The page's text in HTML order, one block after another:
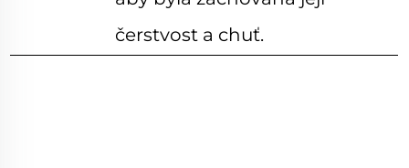
čerstvost a chuť.